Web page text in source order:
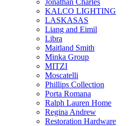
Jonathan Charles
KALCO LIGHTING
LASKASAS
Liang and Eimil
Libra
Maitland Smith
Minka Group
MITZI
Moscatelli
Phillips Collection
Porta Romana
Ralph Lauren Home
Regina Andrew
Restoration Hardware